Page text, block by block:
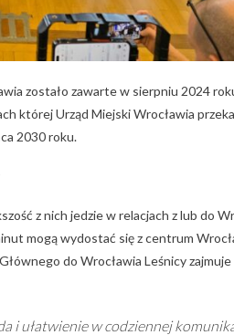
zostało zawarte w sierpniu 2024
której Urząd Miejski Wrocławia
2030 roku.
z nich jedzie w relacjach z lub do
mogą wydostać się z centrum
do Wrocławia Leśnicy
i ułatwienie w codziennej